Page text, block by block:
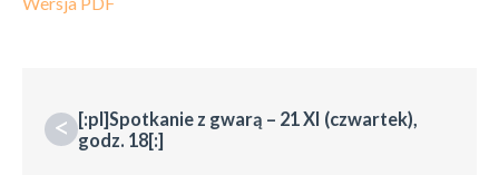
< [:pl]Spotkanie z gwarą – 21 XI (czwartek),
godz. 18[:]